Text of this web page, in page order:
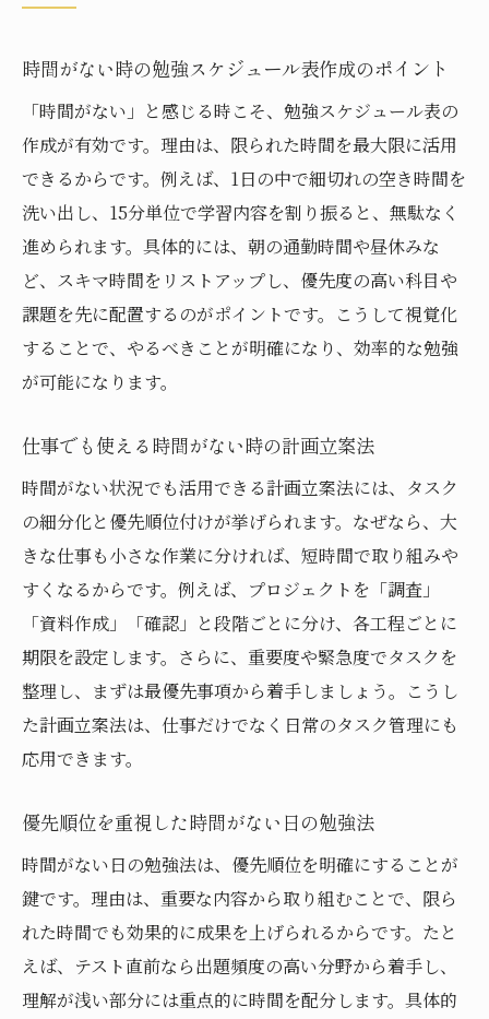
時間がない時の勉強スケジュール表作成のポイント
「時間がない」と感じる時こそ、勉強スケジュール表の
作成が有効です。理由は、限られた時間を最大限に活用
できるからです。例えば、1日の中で細切れの空き時間を
洗い出し、15分単位で学習内容を割り振ると、無駄なく
進められます。具体的には、朝の通勤時間や昼休みな
ど、スキマ時間をリストアップし、優先度の高い科目や
課題を先に配置するのがポイントです。こうして視覚化
することで、やるべきことが明確になり、効率的な勉強
が可能になります。
仕事でも使える時間がない時の計画立案法
時間がない状況でも活用できる計画立案法には、タスク
の細分化と優先順位付けが挙げられます。なぜなら、大
きな仕事も小さな作業に分ければ、短時間で取り組みや
すくなるからです。例えば、プロジェクトを「調査」
「資料作成」「確認」と段階ごとに分け、各工程ごとに
期限を設定します。さらに、重要度や緊急度でタスクを
整理し、まずは最優先事項から着手しましょう。こうし
た計画立案法は、仕事だけでなく日常のタスク管理にも
応用できます。
優先順位を重視した時間がない日の勉強法
時間がない日の勉強法は、優先順位を明確にすることが
鍵です。理由は、重要な内容から取り組むことで、限ら
れた時間でも効果的に成果を上げられるからです。たと
えば、テスト直前なら出題頻度の高い分野から着手し、
理解が浅い部分には重点的に時間を配分します。具体的